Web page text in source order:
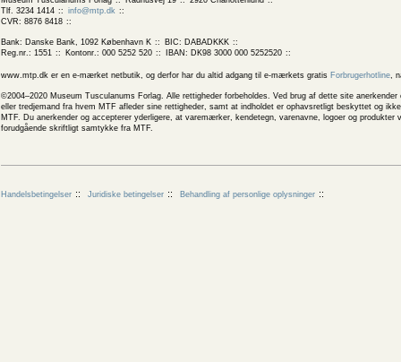
Tlf. 3234 1414
info@mtp.dk
CVR: 8876 8418
Bank: Danske Bank, 1092 København K
BIC: DABADKKK
Reg.nr.: 1551
Kontonr.: 000 5252 520 IBAN: DK98 3000 000 5252520
www.mtp.dk er en e-mærket netbutik, og derfor har du altid adgang til e-mærkets gratis Forbrugerhotline,
©2004–2020 Museum Tusculanums Forlag. Alle rettigheder forbeholdes. Ved brug af dette site
eller tredjemand fra hvem MTF afleder sine rettigheder, samt at indholdet er ophavsretligt beskyttet og
MTF. Du anerkender og accepterer yderligere, at varemærker, kendetegn, varenavne, logoer og
forudgående skriftligt samtykke fra MTF.
Handelsbetingelser Juridiske betingelser Behandling af personlige oplysninger